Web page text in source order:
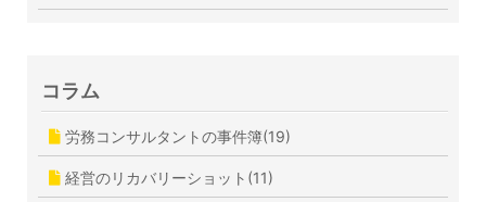
コラム
労務コンサルタントの事件簿(19)
経営のリカバリーショット(11)